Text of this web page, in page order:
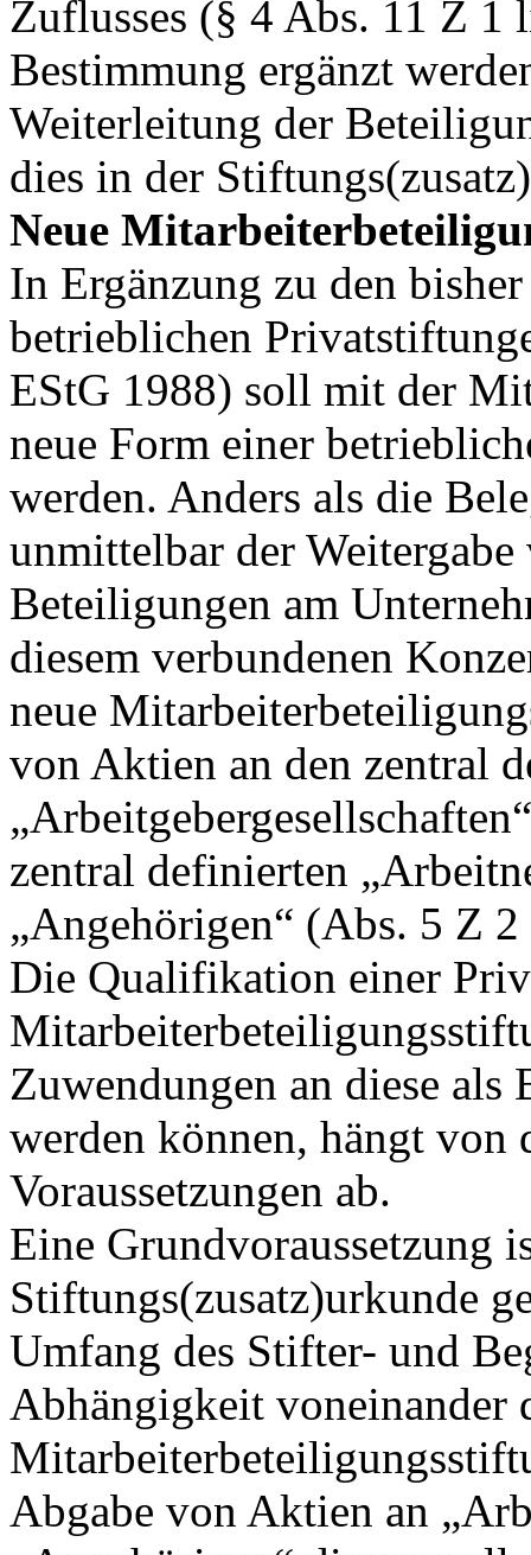
Zuflusses (§ 4 Abs. 11 Z
Bestimmung ergänzt
Weiterleitung der
dies in der
Neue
In Ergänzung zu den
betrieblichen
EStG 1988) soll mit der
neue Form einer
werden. Anders als die
unmittelbar der
Beteiligungen am
diesem verbundenen
neue
von Aktien an den zentral
zentral definierten
„Angehörigen“ (Abs. 5 Z
Die Qualifikation einer
Zuwendungen an diese als
werden können, hängt von
Voraussetzungen ab.
Eine Grundvoraussetzung
Stiftungs(zusatz)urkunde
Umfang des Stifter- und
Abhängigkeit voneinander
Abgabe von Aktien an